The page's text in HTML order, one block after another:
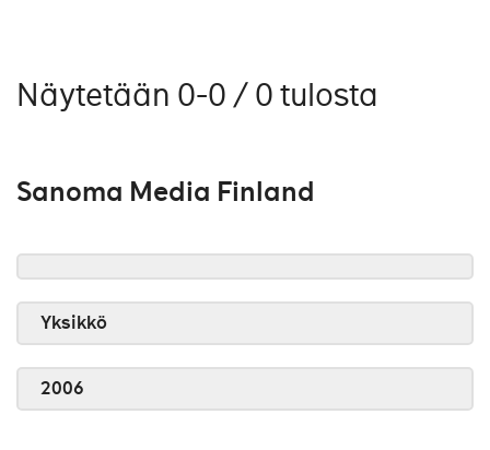
Näytetään 0-0 / 0 tulosta
Sanoma Media Finland
Yksikkö
2006